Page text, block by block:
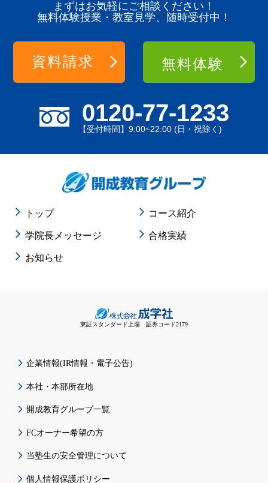
まずはお気軽にご相談ください！
無料体験授業・教室見学、随時受付中！
0120-77-1233
【受付時間】9:00~22:00 (日・祝除く)
資料請求 無料体験
トップ コース紹介
学院長メッセージ 合格実績
お知らせ
東証スタンダード上場 証券コード2179
企業情報(IR情報・電子公告)
本社・本部所在地
開成教育グループ一覧
FCオーナー希望の方
当塾生の安全管理について
個人情報保護ポリシー